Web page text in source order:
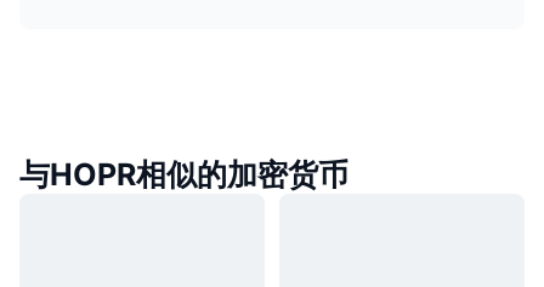
与HOPR相似的加密货币